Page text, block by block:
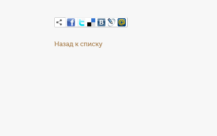
Назад к списку